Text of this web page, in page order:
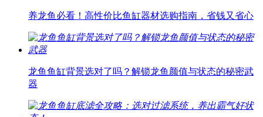
养龙鱼必看！高性价比鱼缸器材选购指南，省钱又省心
龙鱼鱼缸背景选对了吗？解锁龙鱼颜值与状态的秘密武
器